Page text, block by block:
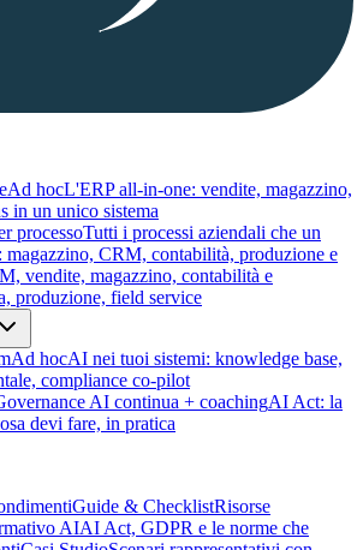
Ad hocL'ERP all-in-one: vendite, magazzino,
in un unico sistema
processoTutti i processi aziendali che un
magazzino, CRM, contabilità, produzione e
vendite, magazzino, contabilità e
produzione, field service
Ad hocAI nei tuoi sistemi: knowledge base,
compliance co-pilot
AI continua + coachingAI Act: la
devi fare, in pratica
Guide & ChecklistRisorse
AIAI Act, GDPR e le norme che